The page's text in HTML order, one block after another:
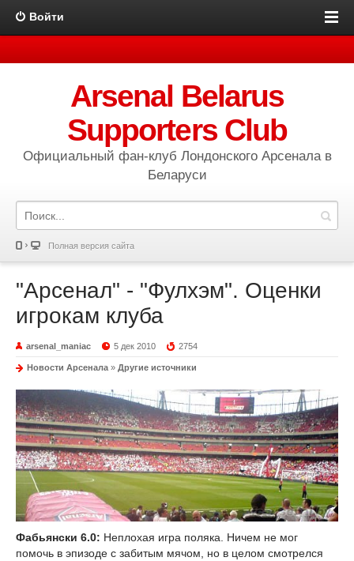
Войти
Arsenal Belarus
Supporters Club
Официальный фан-клуб Лондонского Арсенала в
Беларуси
Полная версия сайта
"Арсенал" - "Фулхэм". Оценки
игрокам клуба
arsenal_maniac 5 дек 2010 2754
Новости Арсенала » Другие источники
Фабьянски 6.0: Неплохая игра поляка. Ничем не мог
помочь в эпизоде с забитым мячом, но в целом смотрелся